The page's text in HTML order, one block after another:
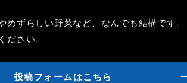
めずらしい野菜など、なんでも結構です。
ださい。
投稿フォームはこちら